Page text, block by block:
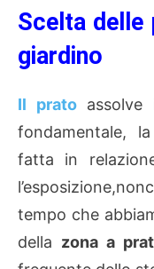
Scelta delle
giardino
Il pratoassolve
fondamentale,
fatta in
tempo che
della zona a